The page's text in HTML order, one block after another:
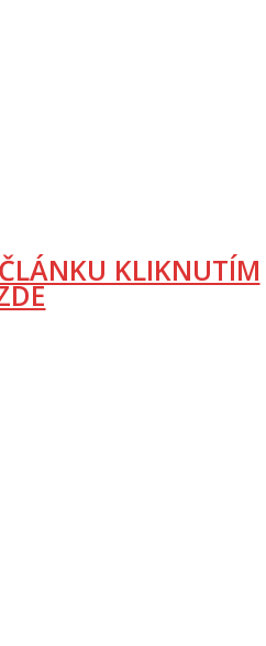
KLIKNUTÍM